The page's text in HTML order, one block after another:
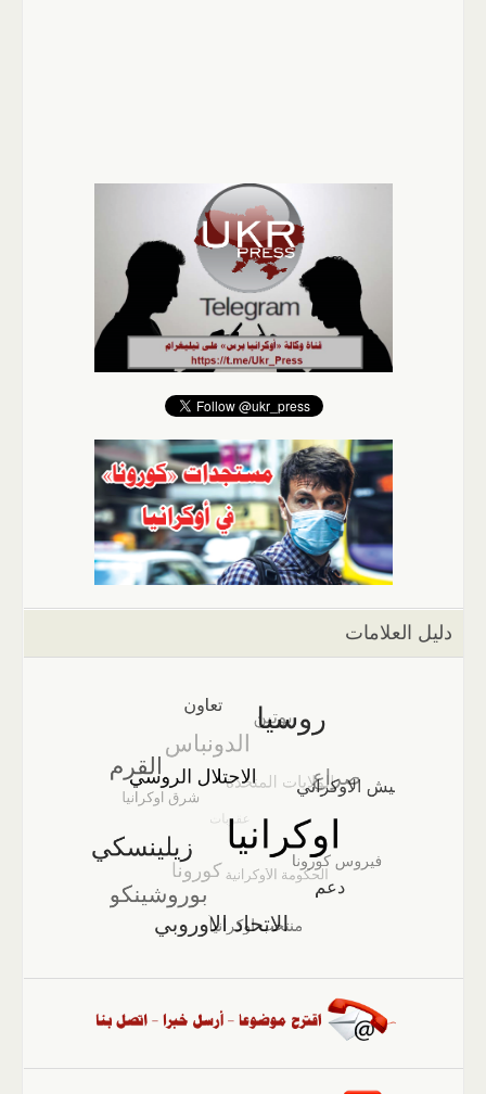
دليل العلامات